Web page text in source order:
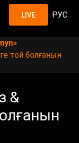
LIVE РУС
той болғанын
&